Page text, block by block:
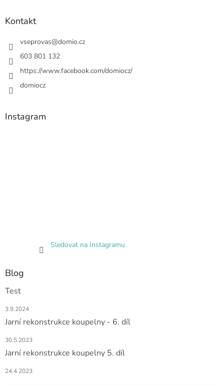
Kontakt
vseprovas@domio.cz
603 801 132
https://www.facebook.com/domiocz/
domiocz
Instagram
Sledovat na Instagramu
Blog
Test
3.9.2024
Jarní rekonstrukce koupelny - 6. díl
30.5.2023
Jarní rekonstrukce koupelny 5. díl
24.4.2023